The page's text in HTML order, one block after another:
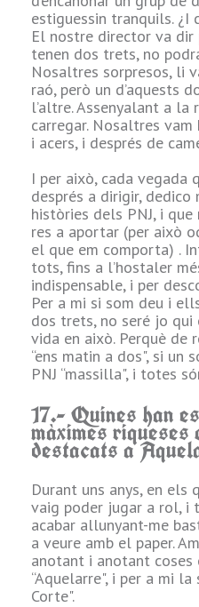
noble
certa
vaig
centre
meus
lloc
una
que
què,
Però
les
tirar i
amb
de
aviat
estiguessin tranquils. ¿I
El nostre director va dir
tenen dos trets, no
Nosaltres sorpresos, li
raó, però un d’aquests
l’altre. Assenyalant a la
carregar. Nosaltres
i acers, i després de
I per això, cada vegada
després a dirigir,
històries dels PNJ, i
res a aportar (per això
el que em comporta) .
tots, fins a l’hostaler
indispensable, i per
Per a mi si som deu i
dos trets, no seré jo
vida en això. Perquè de
“ens matin a dos", si un
PNJ “massilla", i totes
17.- Quines han
màximes riqueses
destacats a
Durant uns anys, en els
vaig poder jugar a rol, i
acabar allunyant-me
a veure amb el paper.
anotant i anotant
“Aquelarre", i per a mi
Corte".